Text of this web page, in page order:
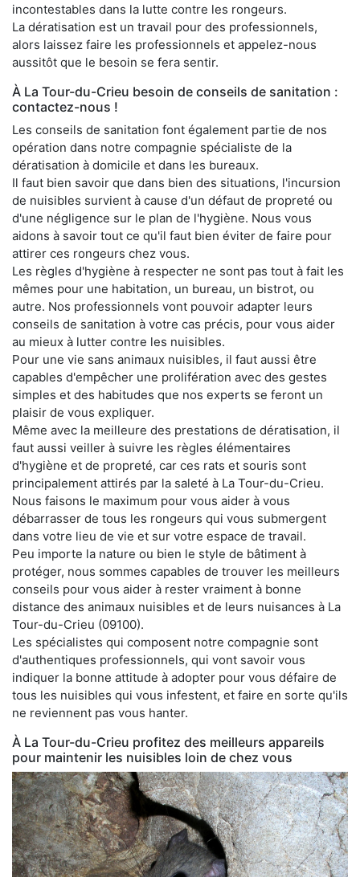
incontestables dans la lutte contre les rongeurs.
La dératisation est un travail pour des professionnels,
alors laissez faire les professionnels et appelez-nous
aussitôt que le besoin se fera sentir.
À La Tour-du-Crieu besoin de conseils de sanitation :
contactez-nous !
Les conseils de sanitation font également partie de nos
opération dans notre compagnie spécialiste de la
dératisation à domicile et dans les bureaux.
Il faut bien savoir que dans bien des situations, l'incursion
de nuisibles survient à cause d'un défaut de propreté ou
d'une négligence sur le plan de l'hygiène. Nous vous
aidons à savoir tout ce qu'il faut bien éviter de faire pour
attirer ces rongeurs chez vous.
Les règles d'hygiène à respecter ne sont pas tout à fait les
mêmes pour une habitation, un bureau, un bistrot, ou
autre. Nos professionnels vont pouvoir adapter leurs
conseils de sanitation à votre cas précis, pour vous aider
au mieux à lutter contre les nuisibles.
Pour une vie sans animaux nuisibles, il faut aussi être
capables d'empêcher une prolifération avec des gestes
simples et des habitudes que nos experts se feront un
plaisir de vous expliquer.
Même avec la meilleure des prestations de dératisation, il
faut aussi veiller à suivre les règles élémentaires
d'hygiène et de propreté, car ces rats et souris sont
principalement attirés par la saleté à La Tour-du-Crieu.
Nous faisons le maximum pour vous aider à vous
débarrasser de tous les rongeurs qui vous submergent
dans votre lieu de vie et sur votre espace de travail.
Peu importe la nature ou bien le style de bâtiment à
protéger, nous sommes capables de trouver les meilleurs
conseils pour vous aider à rester vraiment à bonne
distance des animaux nuisibles et de leurs nuisances à La
Tour-du-Crieu (09100).
Les spécialistes qui composent notre compagnie sont
d'authentiques professionnels, qui vont savoir vous
indiquer la bonne attitude à adopter pour vous défaire de
tous les nuisibles qui vous infestent, et faire en sorte qu'ils
ne reviennent pas vous hanter.
À La Tour-du-Crieu profitez des meilleurs appareils
pour maintenir les nuisibles loin de chez vous